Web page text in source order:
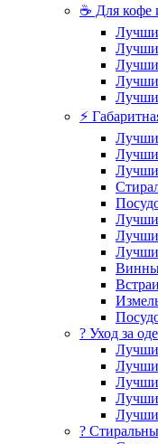
☕ Для кофе
⚡
? Уход за
?